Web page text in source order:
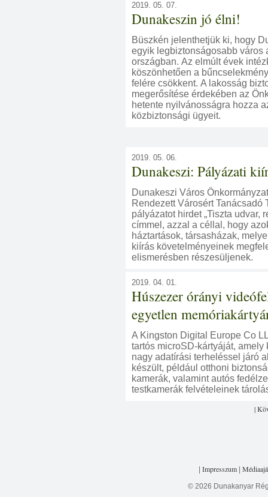
2019. 05. 07.
Dunakeszin jó élni!
Büszkén jelenthetjük ki, hogy
egyik legbiztonságosabb város
országban. Az elmúlt évek
köszönhetően a
felére csökkent. A lakosság
megerősítése érdekében az
hetente nyilvánosságra hozza
közbiztonsági ügyeit.
2019. 05. 06.
Dunakeszi: Pályázati
Dunakeszi Város
Rendezett Városért Tanácsadó
pályázatot hirdet „Tiszta udvar,
címmel, azzal a céllal, hogy
háztartások, társasházak,
kiírás követelményeinek
elismerésben részesüljenek.
2019. 04. 01.
Húszezer órányi
egyetlen
A Kingston Digital Europe Co
tartós microSD-kártyáját, amely
nagy adatírási terheléssel járó
készült, például otthoni
kamerák, valamint autós
testkamerák felvételeinek
|
|Impresszum |
© 2026 Dunakanyar